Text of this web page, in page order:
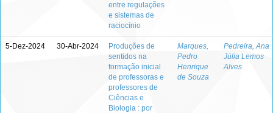
entre regulações
e sistemas de
raciocínio
5-Dez-2024 30-Abr-2024
Produções de
sentidos na
formação inicial
de professoras e
professores de
Ciências e
Biologia : por
Marques,
Pedro
Henrique
de Souza
Pedreira, Ana
Júlia Lemos
Alves